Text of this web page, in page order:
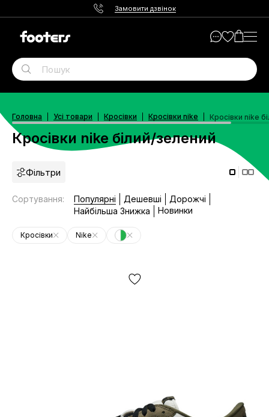
Замовити дзвінок
Головна Усі товари Кросівки Кросівки nike Кросівки nike
Кросівки nike білий/зелений
Фільтри
Сортування: Популярні Дешевші
Дорожчі
Найбільша Знижка
Новинки
Кросівки Nike